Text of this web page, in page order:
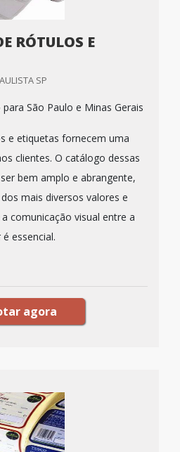
RÓTULOS E
SP
São Paulo e Minas Gerais
e etiquetas fornecem uma
clientes. O catálogo dessas
bem amplo e abrangente,
mais diversos valores e
comunicação visual entre a
essencial.
agora